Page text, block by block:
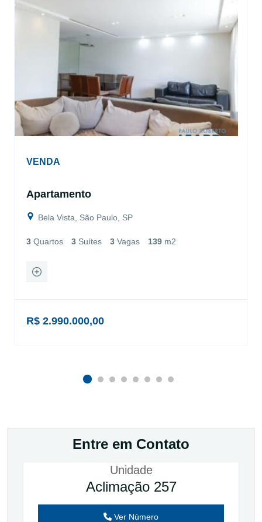
VENDA
Apartamento
Bela Vista, São Paulo, SP
3 Quartos 3 Suítes 3 Vagas 139 m2
R$ 2.990.000,00
Entre em Contato
Unidade
Aclimação 257
Ver Número